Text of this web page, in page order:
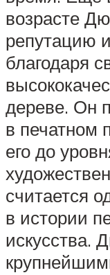
возрасте
репутацию
благодаря
дереве. Он
в печатном
его до
считается
в истории
искусства.